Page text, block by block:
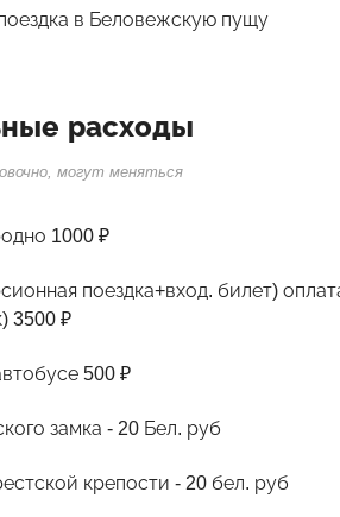
в Беловежскую пущу
расходы
могут меняться
1000 ₽
поездка+вход. билет)
3500 ₽
500 ₽
замка - 20 Бел. руб
крепости - 20 бел. руб